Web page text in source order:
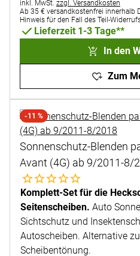
Steuerhinweis:
inkl. MwSt. zzgl. Versandkosten
Ab 35 € versandkostenfrei innerhalb
Hinweis für den Fall des Teil-
Lieferzeit 1-3 Tage**
In den
Zum
-11 %
Sonnenschutz-Blenden
Avant (4G) ab 9/2011-8/
Noch keine Bewertungen
Komplett-Set für die
Seitenscheiben. Auto
Sichtschutz und
Autoscheiben. Alternative
Scheibentönung.